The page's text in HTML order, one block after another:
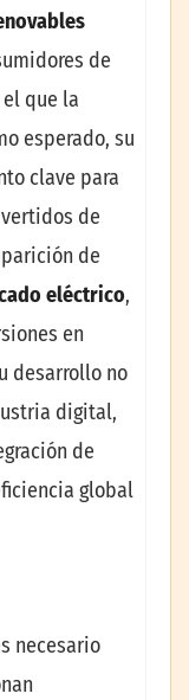
de
que la
esperado, su
clave para
de
de
eléctrico,
en
desarrollo no
digital,
de
global
necesario